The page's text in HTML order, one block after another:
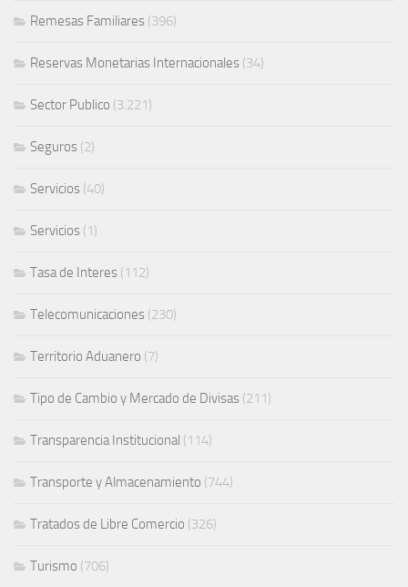
Remesas Familiares (396)
Reservas Monetarias Internacionales (34)
Sector Publico (3.221)
Seguros (2)
Servicios (40)
Servicios (1)
Tasa de Interes (112)
Telecomunicaciones (230)
Territorio Aduanero (7)
Tipo de Cambio y Mercado de Divisas (211)
Transparencia Institucional (114)
Transporte y Almacenamiento (744)
Tratados de Libre Comercio (326)
Turismo (706)